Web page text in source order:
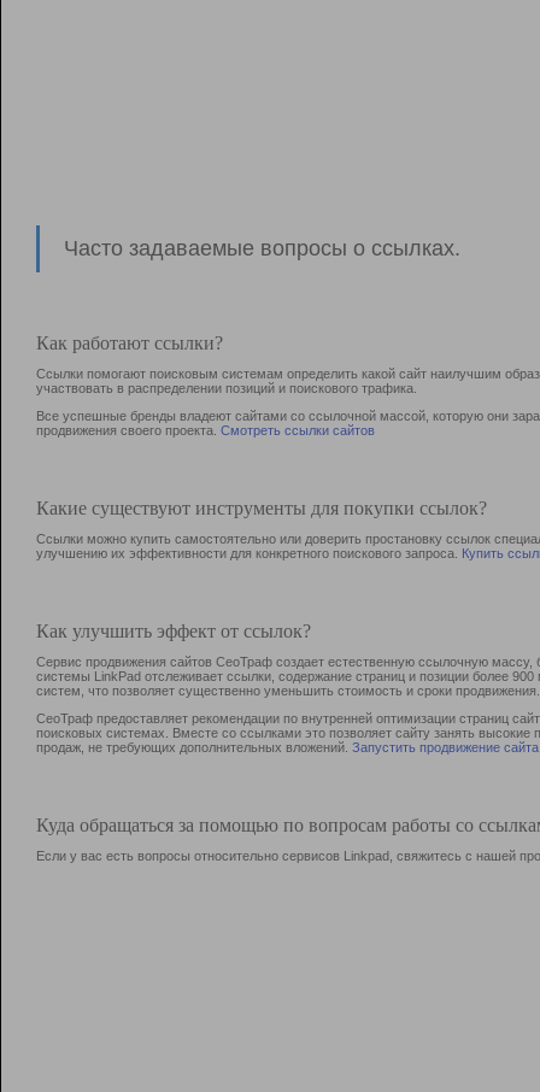
Часто задаваемые вопросы о ссылках.
Как работают ссылки?
Ссылки помогают поисковым системам определить какой сайт наилучшим
участвовать в раcпределении позиций и поискового трафика.
Все успешные бренды владеют сайтами со ссылочной массой, которую они
продвижения своего проекта. Смотреть ссылки сайтов
Какие существуют инструменты для покупки ссылок?
Ссылки можно купить самостоятельно или доверить простановку ссылок
улучшению их эффективности для конкретного поискового запроса. Купить
Как улучшить эффект от ссылок?
Сервис продвижения сайтов СеоТраф создает естественную ссылочную
системы LinkPad отслеживает ссылки, содержание страниц и позиции более
систем, что позволяет существенно уменьшить стоимость и сроки продвижения.
СеоТраф предоставляет рекомендации по внутренней оптимизации страниц
поисковых системах. Вместе со ссылками это позволяет сайту занять
продаж, не требующих дополнительных вложений. Запустить продвижение сайта
Куда обращаться за помощью по вопросам работы со
Если у вас есть вопросы относительно сервисов Linkpad, свяжитесь с нашей